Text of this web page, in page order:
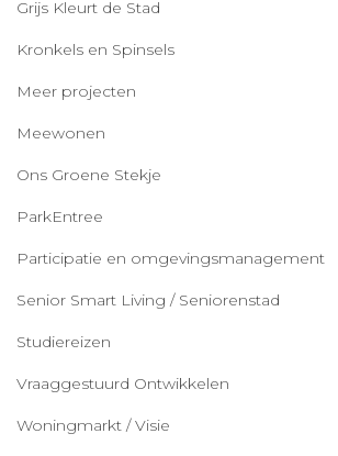
Grijs Kleurt de Stad
Kronkels en Spinsels
Meer projecten
Meewonen
Ons Groene Stekje
ParkEntree
Participatie en omgevingsmanagement
Senior Smart Living / Seniorenstad
Studiereizen
Vraaggestuurd Ontwikkelen
Woningmarkt / Visie